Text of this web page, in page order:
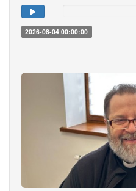
2026-08-04 00:00:00